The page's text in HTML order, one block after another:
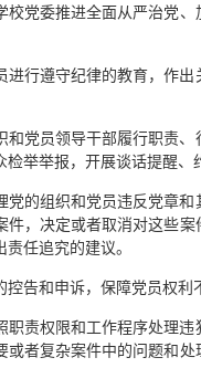
校党委推进全面从严治党、
进行遵守纪律的教育，作
和党员领导干部履行职责
举举报，开展谈话提醒、
党的组织和党员违反党章
件，决定或者取消对这些案
任追究的建议。
控告和申诉，保障党员权利
职责权限和工作程序处理违
或者复杂案件中的问题和处